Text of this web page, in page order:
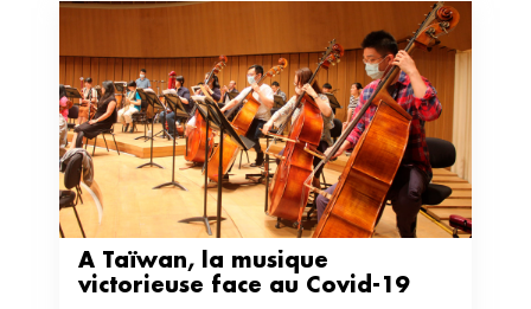
À Taïwan, la musique
victorieuse face au Covid-19